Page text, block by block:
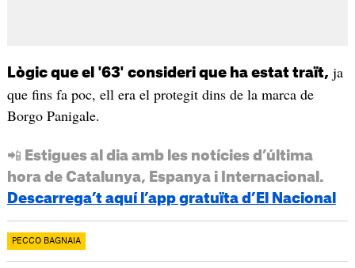
Lògic que el '63' consideri que ha estat traït, ja
que fins fa poc, ell era el protegit dins de la marca de
Borgo Panigale.
📲 Estigues al dia amb les notícies d’última
hora de Catalunya, Espanya i Internacional.
Descarrega’t aquí l’app gratuïta d’El Nacional
PECCO BAGNAIA